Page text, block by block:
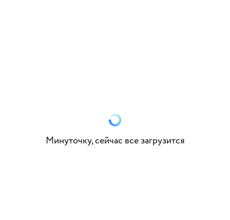
Минуточку, сейчас все загрузится